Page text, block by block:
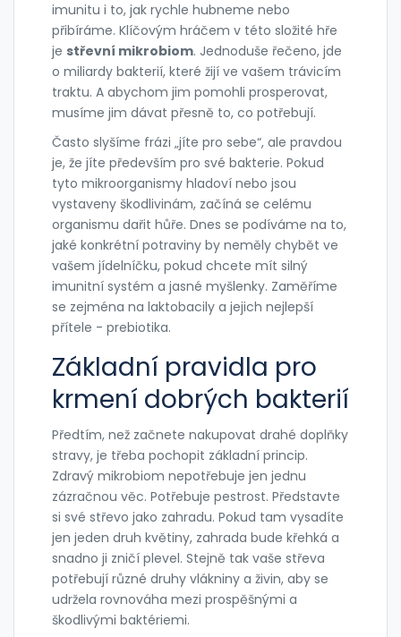
imunitu i to, jak rychle hubneme nebo
přibíráme. Klíčovým hráčem v této složité hře
je střevní mikrobiom. Jednoduše řečeno, jde
o miliardy bakterií, které žijí ve vašem trávicím
traktu. A abychom jim pomohli prosperovat,
musíme jim dávat přesně to, co potřebují.
Často slyšíme frázi „jíte pro sebe“, ale pravdou
je, že jíte především pro své bakterie. Pokud
tyto mikroorganismy hladoví nebo jsou
vystaveny škodlivinám, začíná se celému
organismu dařit hůře. Dnes se podíváme na to,
jaké konkrétní potraviny by neměly chybět ve
vašem jídelníčku, pokud chcete mít silný
imunitní systém a jasné myšlenky. Zaměříme
se zejména na laktobacily a jejich nejlepší
přítele - prebiotika.
Základní pravidla pro
krmení dobrých bakterií
Předtím, než začnete nakupovat drahé doplňky
stravy, je třeba pochopit základní princip.
Zdravý mikrobiom nepotřebuje jen jednu
zázračnou věc. Potřebuje pestrost. Představte
si své střevo jako zahradu. Pokud tam vysadíte
jen jeden druh květiny, zahrada bude křehká a
snadno ji zničí plevel. Stejně tak vaše střeva
potřebují různé druhy vlákniny a živin, aby se
udržela rovnováha mezi prospěšnými a
škodlivými baktériemi.